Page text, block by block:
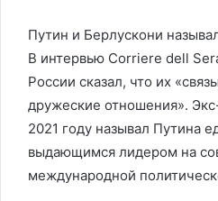
Путин и Берлускони
В интервью Corriere dell
России сказал, что их
дружеские отношения».
2021 году называл Путина
выдающимся лидером на
международной